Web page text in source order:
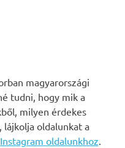
magyarországi
tudni, hogy mik a
milyen érdekes
oldalunkat a
Instagram oldalunkhoz.